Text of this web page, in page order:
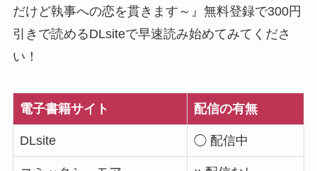
だけど執事への恋を貫きます～』無料登録で300円
引きで読めるDLsiteで早速読み始めてみてくださ
い！
電子書籍サイト 配信の有無
DLsite ◯ 配信中